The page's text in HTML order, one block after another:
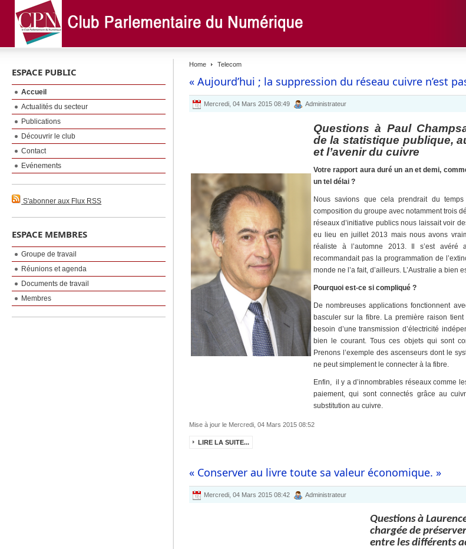
Home Telecom
« Aujourd’hui ; la suppression du réseau cuivre n’est
Mercredi, 04 Mars 2015 08:49 Administrateur
Questions à Paul
de la statistique publique,
et l’avenir du cuivre
Votre rapport aura duré un an et demi,
un tel délai ?
Nous savions que cela prendrait du
composition du groupe avec notamment trois
réseaux d’initiative publics nous laissait voir
eu lieu en juillet 2013 mais nous avons
réaliste à l’automne 2013. Il s’est
recommandait pas la programmation de
monde ne l’a fait, d’ailleurs. L’Australie a bien
Pourquoi est-ce si compliqué ?
De nombreuses applications fonctionnent
basculer sur la fibre. La première raison
besoin d’une transmission d’électricité
bien le courant. Tous ces objets qui sont
Prenons l’exemple des ascenseurs dont le
ne peut simplement le connecter à la fibre.
Enfin, il y a d’innombrables réseaux comme
paiement, qui sont connectés grâce au
substitution au cuivre.
Mise à jour le Mercredi, 04 Mars 2015 08:52
LIRE LA SUITE...
« Conserver au livre toute sa valeur économique. »
Mercredi, 04 Mars 2015 08:42 Administrateur
Questions à
chargée de
entre les différents
ESPACE PUBLIC
Accueil
Actualités du secteur
Publications
Découvrir le club
Contact
Evénements
S'abonner aux Flux RSS
ESPACE MEMBRES
Groupe de travail
Réunions et agenda
Documents de travail
Membres